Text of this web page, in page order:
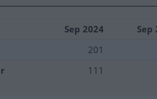
Sep 2024 Sep
201
111